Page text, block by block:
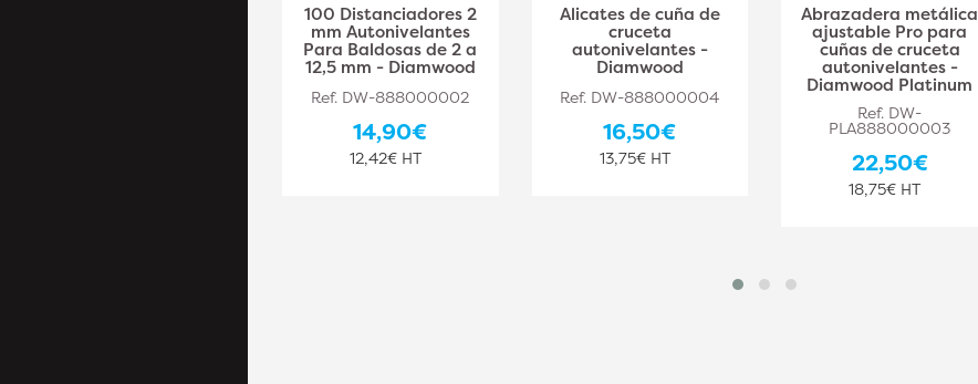
100 Distanciadores 2
mm Autonivelantes
Para Baldosas de 2 a
12,5 mm - Diamwood
Ref. DW-888000002
14,90€
12,42€ HT
Alicates de cuña de
cruceta
autonivelantes -
Diamwood
Ref. DW-888000004
16,50€
13,75€ HT
Abrazadera metálica
ajustable Pro para
cuñas de cruceta
autonivelantes -
Diamwood Platinum
Ref. DW-
PLA888000003
22,50€
18,75€ HT